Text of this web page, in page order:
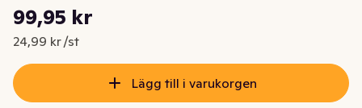
Nuvarande pris är: 99,95 kr
99,95 kr
24,99 kr /st
Styckpris: 24,99 kr /st
Lägg till i varukorgen